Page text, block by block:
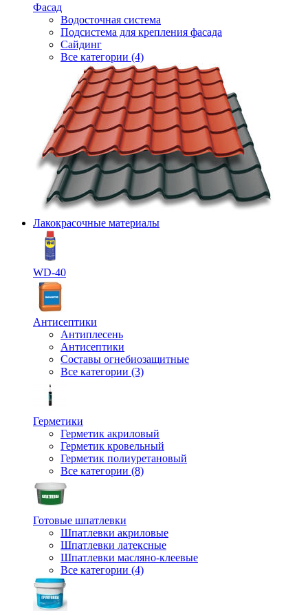
Фасад
Водосточная система
Подсистема для крепления фасада
Сайдинг
Все категории (4)
Лакокрасочные материалы
WD-40
Антисептики
Антиплесень
Антисептики
Составы огнебиозащитные
Все категории (3)
Герметики
Герметик акриловый
Герметик кровельный
Герметик полиуретановый
Все категории (8)
Готовые шпатлевки
Шпатлевки акриловые
Шпатлевки латексные
Шпатлевки масляно-клеевые
Все категории (4)